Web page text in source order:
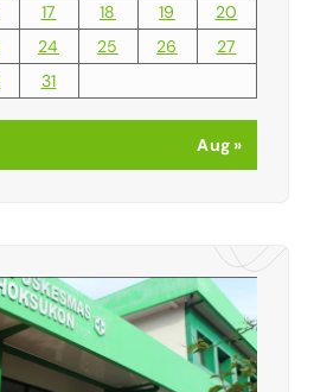
17 18 19
20
24 25 26
27
31
Aug »